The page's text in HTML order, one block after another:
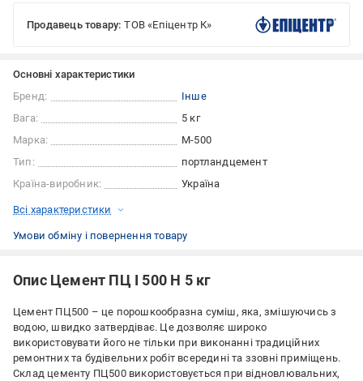
Продавець товару: ТОВ «Епіцентр К»
Основні характеристики
Бренд:
Інше
Вага:
5 кг
Марка:
М-500
Тип:
портландцемент
Країна-виробник:
Україна
Всі характеристики
Умови обміну і повернення товару
Опис Цемент ПЦ І 500 Н 5 кг
Цемент ПЦ500 – це порошкообразна суміш, яка, змішуючись з
водою, швидко затвердіває. Це дозволяє широко
використовувати його не тільки при виконанні традиційних
ремонтних та будівельних робіт всередині та ззовні приміщень.
Склад цементу ПЦ500 використовується при відновлювальних,